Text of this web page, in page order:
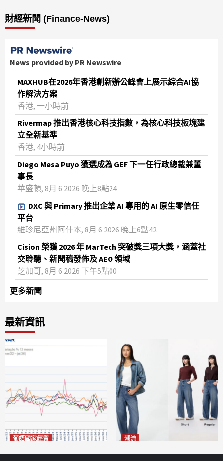
財經新聞 (Finance-News)
News provided by PR Newswire
MAXHUB在2026年香港創新辦公峰會上展示綜合AI協
作解決方案
香港, 一小時前
Rivermap 推出香港核心科技指數，為核心科技板塊建
立全新基準
香港, 4小時前
Diego Mesa Puyo 獲選成為 GEF 下一任行政總裁兼董
事長
華盛頓, 8月 6 2026 晚上8點24
DXC 與 Primary 推出企業 AI 專用的 AI 原生零信任
平台
維珍尼亞州阿什本, 8月 6 2026 晚上6點42
Cision 榮獲 2026 年 MarTech 突破獎三項大獎，涵蓋社
交聆聽、新聞稿發佈及 AEO 領域
芝加哥, 8月 6 2026 下午5點00
更多新聞
最新資訊
葡語國家經貿 潮流